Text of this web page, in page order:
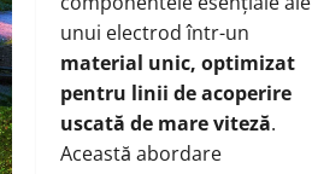
unui electrod într-un
material unic, optimizat
pentru linii de acoperire
uscată de mare viteză.
Această abordare